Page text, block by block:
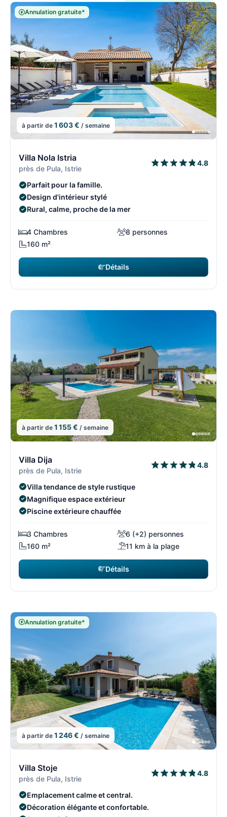
Annulation gratuite*
à partir de 1 603 € / semaine
Villa Nola Istria
près de Pula, Istrie
4.8
Parfait pour la famille.
Design d'intérieur stylé
Rural, calme, proche de la mer
4 Chambres
8 personnes
160 m²
Détails
à partir de 1 155 € / semaine
Villa Dija
près de Pula, Istrie
4.8
Villa tendance de style rustique
Magnifique espace extérieur
Piscine extérieure chauffée
3 Chambres
6 (+2) personnes
160 m²
11 km à la plage
Détails
Annulation gratuite*
à partir de 1 246 € / semaine
Villa Stoje
près de Pula, Istrie
4.8
Emplacement calme et central.
Décoration élégante et confortable.